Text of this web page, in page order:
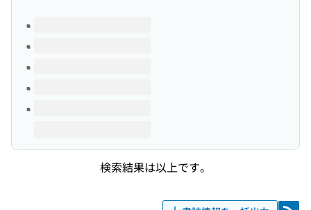
このタイトルの巻号
検索結果は以上です。